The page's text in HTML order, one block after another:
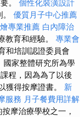
。 個性化裝潢設計
優質月子中心推薦
專業推薦 白內障治
教育和經驗。 專業會
和培訓認證委員會
國家整體研究所為學
程，因為為了以後
獲得按摩證書。 新
服務 月子餐費用詳解
摩治療學校之一，